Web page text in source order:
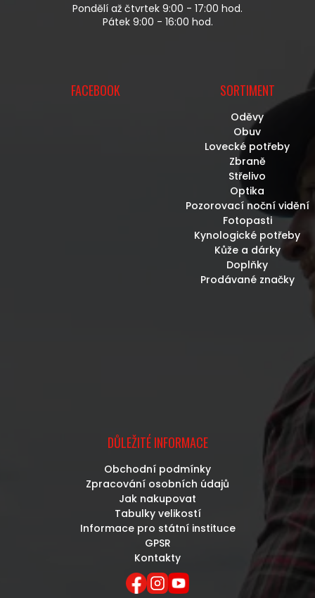
Pondělí až čtvrtek 9:00 - 17:00 hod.
Pátek 9:00 - 16:00 hod.
FACEBOOK SORTIMENT
Oděvy
Obuv
Lovecké potřeby
Zbraně
Střelivo
Optika
Pozorovací noční vidění
Fotopasti
Kynologické potřeby
Kůže a dárky
Doplňky
Prodávané značky
DŮLEŽITÉ INFORMACE
Obchodní podmínky
Zpracování osobních údajů
Jak nakupovat
Tabulky velikostí
Informace pro státní instituce
GPSR
Kontakty